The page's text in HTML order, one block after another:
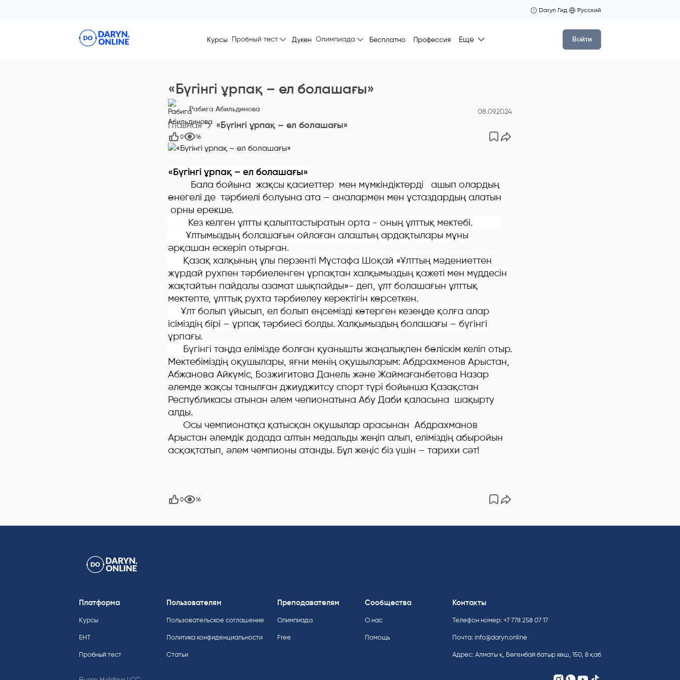
Daryn Гид Русский
Курсы Пробный тест Дүкен Олимпиада Бесплатно Профессия Еще Войти
«Бүгінгі ұрпақ – ел болашағы»
Рабига Абильдинова 08.09.2024
Главная «Бүгінгі ұрпақ – ел болашағы»
0 16
«Бүгінгі ұрпақ – ел болашағы»
Бала бойына жақсы қасиеттер мен мүмкіндіктерді ашып олардың
өнегелі де тәрбиелі болуына ата – аналармен мен ұстаздардың алатын
орны ерекше.
Кез келген ұлтты қалыптастыратын орта - оның ұлттық мектебі.
Ұлтымыздың болашағын ойлаған алаштың ардақтылары мұны
әрқашан ескеріп отырған.
Қазақ халқының ұлы перзенті Мұстафа Шоқай «Ұлттың мәдениеттен
жұрдай рухпен тәрбиеленген ұрпақтан халқымыздың қажеті мен мүддесін
жақтайтын пайдалы азамат шықпайды»- деп, ұлт болашағын ұлттық
мектепте, ұлттық рухта тәрбиелеу керектігін көрсеткен.
Ұлт болып ұйысып, ел болып еңсемізді көтерген кезеңде қолға алар
ісіміздің бірі – ұрпақ тәрбиесі болды. Халқымыздың болашағы – бүгінгі
ұрпағы.
Бүгінгі таңда елімізде болған қуанышты жаңалықпен бөліскім келіп отыр.
Мектебіміздің оқушылары, яғни менің оқушыларым: Абдрахменов Арыстан,
Абжанова Айкүміс, Бозжигитова Данель және Жаймағанбетова Назар
әлемде жақсы танылған джиуджитсу спорт түрі бойынша Қазақстан
Республикасы атынан әлем чепионатына Абу Даби қаласына шақырту
алды.
Осы чемпионатқа қатысқан оқушылар арасынан Абдрахманов
Арыстан әлемдік додада алтын медальды жеңіп алып, еліміздің абыройын
асқақтатып, әлем чемпионы атанды. Бұл жеңіс біз үшін – тарихи сәт!
0 16
Платформа
Курсы
ЕНТ
Пробный тест
Пользователям
Пользовательское соглашение
Политика конфиденциальности
Статьи
Преподавателям
Олимпиада
Free
Сообщества
О нас
Помощь
Контакты
Телефон номер: +7 778 258 07 17
Почта: info@daryn.online
Адрес: Алматы қ, Бөгенбай батыр көш, 150, 8 қаб